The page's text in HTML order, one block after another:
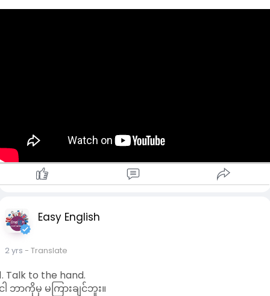
Easy English
2 yrs - Translate
Talk to the hand.
ါ ဘာကိုမှ မကြားချင်ဘူး။